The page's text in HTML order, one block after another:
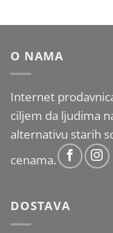
O NAMA
Internet
ciljem da ljudima
alternativu starih
cenama.
DOSTAVA